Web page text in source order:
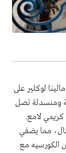
لوكلير على
ومنسدلة تصل
لامع.
مما يضفي
الكورسيه مع